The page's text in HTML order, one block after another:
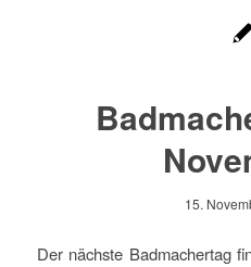
15.
Der nächste Badmachertag